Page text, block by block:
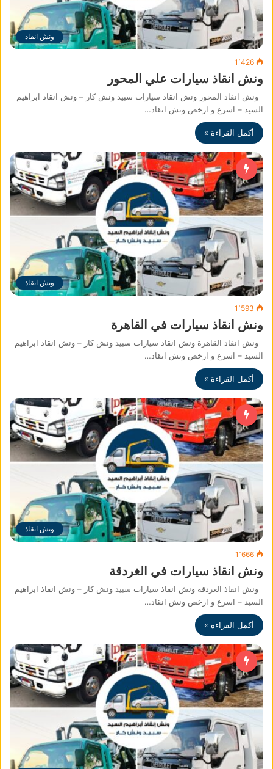
ونش انقاذ
1٬426
ونش انقاذ سيارات علي المحور
ونش انقاذ المحور ونش انقاذ سيارات سبيد ونش كار – ونش انقاذ ابراهيم
السيد – اسرع و ارخص ونش انقاذ…
أكمل القراءة »
ونش انقاذ
1٬593
ونش انقاذ سيارات في القاهرة
ونش انقاذ القاهرة ونش انقاذ سيارات سبيد ونش كار – ونش انقاذ ابراهيم
السيد – اسرع و ارخص ونش انقاذ…
أكمل القراءة »
ونش انقاذ
1٬666
ونش انقاذ سيارات في الغردقة
ونش انقاذ الغردقة ونش انقاذ سيارات سبيد ونش كار – ونش انقاذ ابراهيم
السيد – اسرع و ارخص ونش انقاذ…
أكمل القراءة »